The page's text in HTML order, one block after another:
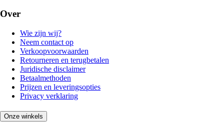
Over
Wie zijn wij?
Neem contact op
Verkoopvoorwaarden
Retourneren en terugbetalen
Juridische disclaimer
Betaalmethoden
Prijzen en leveringsopties
Privacy verklaring
Onze winkels